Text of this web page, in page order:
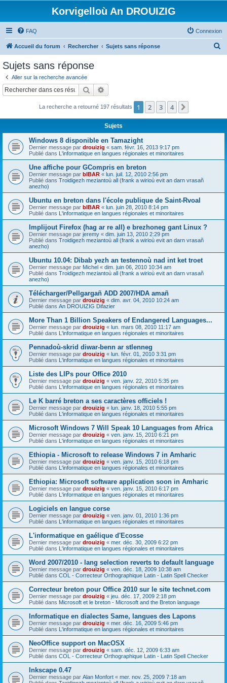
Korvigelloù An DROUIZIG
FAQ Connexion
Accueil du forum Rechercher Sujets sans réponse
c
Sujets sans réponse
Aller sur la recherche avancée
Rechercher
La recherche a retourné 197 résultats 1 2 3 4
Sujets
Windows 8 disponible en Tamazight
Dernier message par drouizig « sam. févr. 16, 2013 9:17 pm
Publié dans L'informatique en langues régionales et minoritaires
Une affiche pour GCompris en breton
Dernier message par bIBAR « lun. juil. 12, 2010 2:56 pm
Publié dans Troidigezh meziantoù all (frank a wirioù evit an darn vrasañ
anezho)
Ubuntu en breton dans l'école publique de Saint-Rvoal
Dernier message par bIBAR « lun. juin 28, 2010 8:14 pm
Publié dans L'informatique en langues régionales et minoritaires
Implijout Firefox (hag ar re all) e brezhoneg gant Linux ?
Dernier message par jeremy « dim. juin 13, 2010 2:29 pm
Publié dans Troidigezh meziantoù all (frank a wirioù evit an darn vrasañ
anezho)
Ubuntu 10.04: Dibab yezh an testennoù nad int ket troet
Dernier message par Michel « dim. juin 06, 2010 10:34 am
Publié dans Troidigezh meziantoù all (frank a wirioù evit an darn vrasañ
anezho)
Télécharger/Pellgargañ ADD 2007/HDA amañ
Dernier message par drouizig « dim. avr. 04, 2010 10:24 am
Publié dans An DROUIZIG Difazier
More Than 1 Billion Speakers of Endangered Languages...
Dernier message par drouizig « lun. mars 08, 2010 11:17 am
Publié dans L'informatique en langues régionales et minoritaires
Pennadoù-skrid diwar-benn ar stlenneg
Dernier message par drouizig « lun. févr. 01, 2010 3:31 pm
Publié dans L'informatique en langues régionales et minoritaires
Liste des LIPs pour Office 2010
Dernier message par drouizig « ven. janv. 22, 2010 5:35 pm
Publié dans L'informatique en langues régionales et minoritaires
Le K barré breton a ses caractères officiels !
Dernier message par drouizig « lun. janv. 18, 2010 5:55 pm
Publié dans L'informatique en langues régionales et minoritaires
Microsoft Windows 7 Will Speak 10 Languages from Africa
Dernier message par drouizig « ven. janv. 15, 2010 6:21 pm
Publié dans L'informatique en langues régionales et minoritaires
Ethiopia - Microsoft to release Windows 7 in Amharic
Dernier message par drouizig « ven. janv. 15, 2010 6:18 pm
Publié dans L'informatique en langues régionales et minoritaires
Ethiopia: Microsoft software application soon in Amharic
Dernier message par drouizig « ven. janv. 15, 2010 6:17 pm
Publié dans L'informatique en langues régionales et minoritaires
Logiciels en langue corse
Dernier message par drouizig « ven. janv. 01, 2010 1:36 pm
Publié dans L'informatique en langues régionales et minoritaires
L'informatique en gaélique d'Ecosse
Dernier message par drouizig « mer. déc. 30, 2009 6:22 pm
Publié dans L'informatique en langues régionales et minoritaires
Word 2007/2010 - lang selection reverts to default language
Dernier message par drouizig « ven. déc. 18, 2009 10:38 am
Publié dans COL - Correcteur Orthographique Latin - Latin Spell Checker
Correcteur breton pour Office 2010 sur le site technet.com
Dernier message par drouizig « jeu. déc. 17, 2009 2:18 pm
Publié dans Microsoft et le breton - Microsoft and the Breton language
Informatique en dialectes Same, langues des Lapons
Dernier message par drouizig « mer. déc. 16, 2009 5:46 pm
Publié dans L'informatique en langues régionales et minoritaires
NeoOffice support on MacOSX
Dernier message par drouizig « sam. déc. 12, 2009 6:33 am
Publié dans COL - Correcteur Orthographique Latin - Latin Spell Checker
Inkscape 0.47
Dernier message par Alan Monfort « mer. nov. 25, 2009 7:18 am